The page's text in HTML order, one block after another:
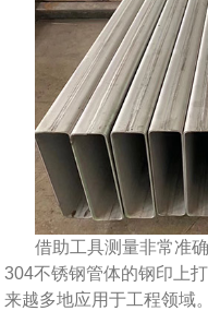
借助工具测量非常准
304不锈钢管体的钢印上
来越多地应用于工程领域